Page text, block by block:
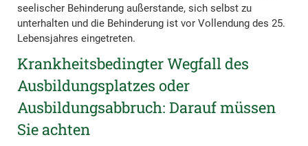
seelischer Behinderung außerstande, sich selbst zu
unterhalten und die Behinderung ist vor Vollendung des 25.
Lebensjahres eingetreten.
Krankheitsbedingter Wegfall des
Ausbildungsplatzes oder
Ausbildungsabbruch: Darauf müssen
Sie achten